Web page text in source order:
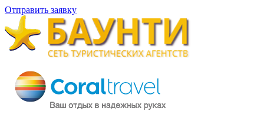
Отправить заявку